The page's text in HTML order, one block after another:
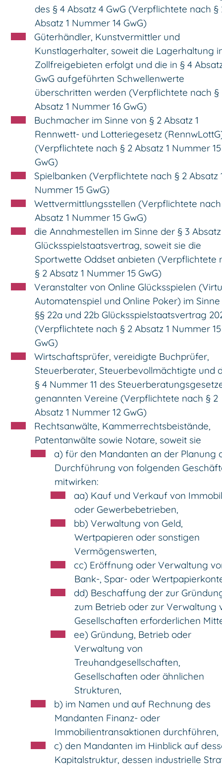
des § 4 Absatz 4 GwG (Verpflichtete nach §
Absatz 1 Nummer 14 GwG)
Güterhändler, Kunstvermittler und
Kunstlagerhalter, soweit die Lagerhaltung
Zollfreigebieten erfolgt und die in § 4
GwG aufgeführten Schwellenwerte
überschritten werden (Verpflichtete nach §
Absatz 1 Nummer 16 GwG)
Buchmacher im Sinne von § 2 Absatz 1
Rennwett- und Lotteriegesetz
(Verpflichtete nach § 2 Absatz 1 Nummer 15
GwG)
Spielbanken (Verpflichtete nach § 2 Absatz
Nummer 15 GwG)
Wettvermittlungsstellen (Verpflichtete nach
Absatz 1 Nummer 15 GwG)
die Annahmestellen im Sinne der § 3
Glücksspielstaatsvertrag, soweit sie die
Sportwette Oddset anbieten (Verpflichtete
§ 2 Absatz 1 Nummer 15 GwG)
Veranstalter von Online Glücksspielen
Automatenspiel und Online Poker) im
§§ 22a und 22b Glücksspielstaatsvertrag
(Verpflichtete nach § 2 Absatz 1 Nummer 15
GwG)
Wirtschaftsprüfer, vereidigte Buchprüfer,
Steuerberater, Steuerbevollmächtigte und
§ 4 Nummer 11 des
genannten Vereine (Verpflichtete nach § 2
Absatz 1 Nummer 12 GwG)
Rechtsanwälte, Kammerrechtsbeistände,
Patentanwälte sowie Notare, soweit sie
a) für den Mandanten an der Planung
Durchführung von folgenden
mitwirken:
aa) Kauf und Verkauf von
oder Gewerbebetrieben,
bb) Verwaltung von Geld,
Wertpapieren oder sonstigen
Vermögenswerten,
cc) Eröffnung oder Verwaltung
Bank-, Spar- oder
dd) Beschaffung der zur
zum Betrieb oder zur Verwaltung
Gesellschaften erforderlichen
ee) Gründung, Betrieb oder
Verwaltung von
Treuhandgesellschaften,
Gesellschaften oder ähnlichen
Strukturen,
b) im Namen und auf Rechnung des
Mandanten Finanz- oder
Immobilientransaktionen durchführen,
c) den Mandanten im Hinblick auf
Kapitalstruktur, dessen industrielle